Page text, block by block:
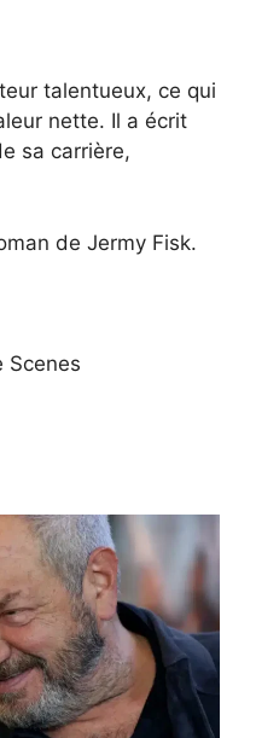
talentueux, ce qui
nette. Il a écrit
sa carrière,
de Jermy Fisk.
Scenes